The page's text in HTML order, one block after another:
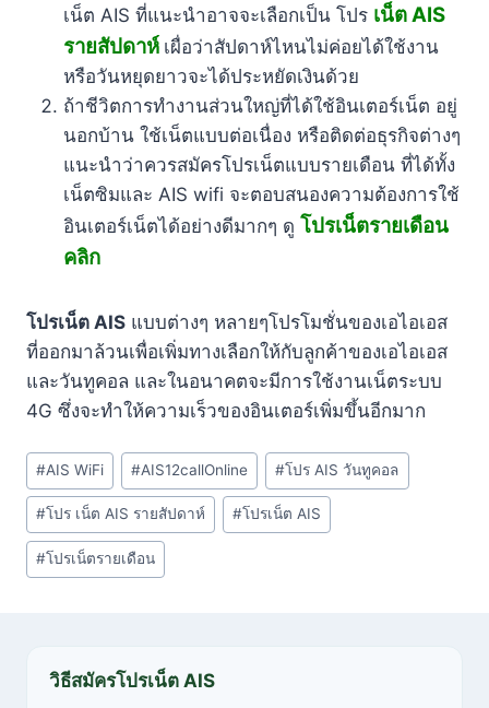
เน็ต AIS ที่แนะนำอาจจะเลือกเป็น โปร เน็ต AIS
รายสัปดาห์ เผื่อว่าสัปดาห์ไหนไม่ค่อยได้ใช้งาน
หรือวันหยุดยาวจะได้ประหยัดเงินด้วย
ถ้าชีวิตการทำงานส่วนใหญ่ที่ได้ใช้อินเตอร์เน็ต อยู่
นอกบ้าน ใช้เน็ตแบบต่อเนื่อง หรือติดต่อธุรกิจต่างๆ
แนะนำว่าควรสมัครโปรเน็ตแบบรายเดือน ที่ได้ทั้ง
เน็ตซิมและ AIS wifi จะตอบสนองความต้องการใช้
อินเตอร์เน็ตได้อย่างดีมากๆ ดู โปรเน็ตรายเดือน
คลิก
โปรเน็ต AIS แบบต่างๆ หลายๆโปรโมชั่นของเอไอเอส
ที่ออกมาล้วนเพื่อเพิ่มทางเลือกให้กับลูกค้าของเอไอเอส
และวันทูคอล และในอนาคตจะมีการใช้งานเน็ตระบบ
4G ซึ่งจะทำให้ความเร็วของอินเตอร์เพิ่มขึ้นอีกมาก
Post
Tags:
#AIS WiFi #AIS12callOnline #โปร AIS วันทูคอล
#โปร เน็ต AIS รายสัปดาห์ #โปรเน็ต AIS
#โปรเน็ตรายเดือน
วิธีสมัครโปรเน็ต AIS